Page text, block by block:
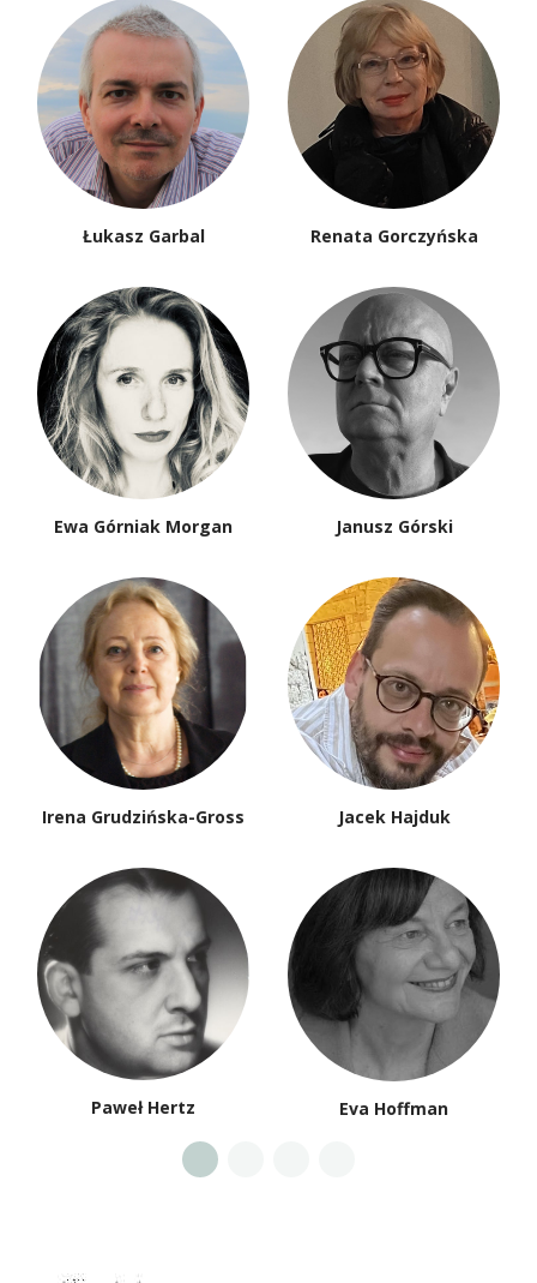
Łukasz Garbal Renata Gorczyńska
Ewa Górniak Morgan Janusz Górski
Irena Grudzińska-Gross Jacek Hajduk
Paweł Hertz Eva Hoffman